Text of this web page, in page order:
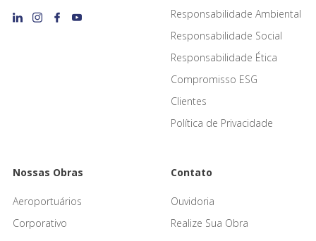
Responsabilidade Ambiental
Responsabilidade Social
Responsabilidade Ética
Compromisso ESG
Clientes
Política de Privacidade
Nossas Obras
Aeroportuários
Corporativo
Contato
Ouvidoria
Realize Sua Obra